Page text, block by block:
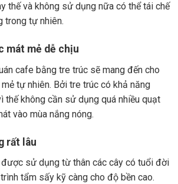
thế và không sử dụng nữa có thể tái chế
trong tự nhiên.
mát mẻ dễ chịu
cafe bằng tre trúc sẽ mang đến cho
tự nhiên. Bởi tre trúc có khả năng
thế không cần sử dụng quá nhiều quạt
vào mùa nắng nóng.
rất lâu
được sử dụng từ thân các cây có tuổi đời
tẩm sấy kỹ càng cho độ bền cao.